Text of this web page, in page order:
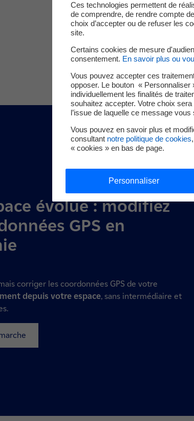
évolue : modifiez
GPS en
corriger les coordonnées GPS de votre
depuis votre espace, sans intermédiaire et
Ces technologies permettent de
de comprendre, de rendre compte
choix d’accepter ou de refuser les
site.
Certains cookies de mesure
consentement. En savoir plus ou
Vous pouvez accepter ces
opposer. Le bouton «
individuellement les finalités de
souhaitez accepter. Votre choix
l’issue de laquelle ce message
Vous pouvez en savoir plus et
consultant notre politique de cookies
« cookies » en bas de page.
Personnaliser